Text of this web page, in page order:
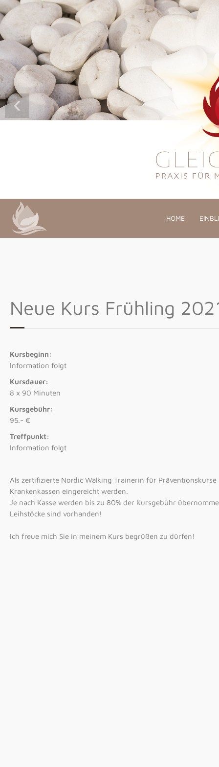
‹
HOME
Neue Kurs Frühling
Kursbeginn:
Information folgt
Kursdauer:
8 x 90 Minuten
Kursgebühr:
95.- €
Treffpunkt:
Information folgt
Als zertifizierte Nordic Walking Trainerin für
Krankenkassen eingereicht werden.
Je nach Kasse werden bis zu 80% der Kursgebühr
Leihstöcke sind vorhanden!
Ich freue mich Sie in meinem Kurs begrüßen zu dürfen!